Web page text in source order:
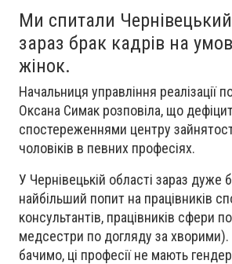
Ми спитали Чернівецький
зараз брак кадрів на
жінок.
Начальниця управління реалізації
Оксана Симак розповіла, що
спостереженнями центру
чоловіків в певних професіях.
У Чернівецькій області зараз дуже
найбільший попит на працівників
консультантів, працівників
медсестри по догляду за хворими).
бачимо, ці професії не мають